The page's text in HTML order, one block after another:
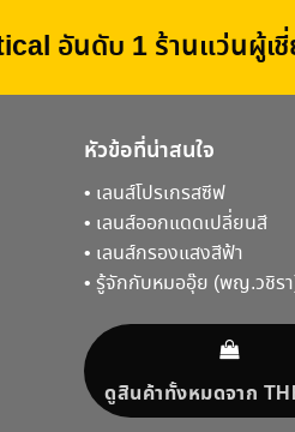
อันดับ 1 ร้านแว่นผู้เ
หัวข้อที่น่าสนใจ
• เลนส์โปรเกรสซีฟ
• เลนส์ออกแดดเปลี่ยนสี
• เลนส์กรองแสงสีฟ้า
• รู้จักกับหมออุ๊ย (พญ.วชิร
ดูสินค้าทั้งหมดจาก